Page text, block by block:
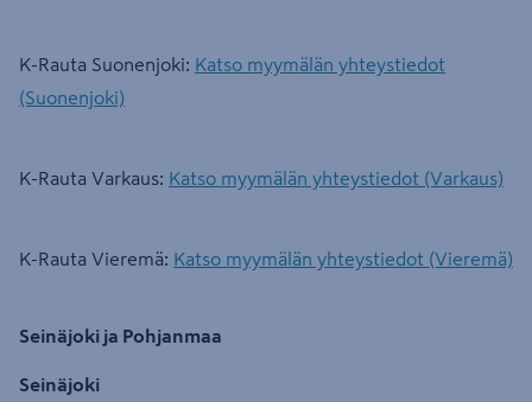
K-Rauta Suonenjoki: Katso myymälän yhteystiedot
(Suonenjoki)
K-Rauta Varkaus: Katso myymälän yhteystiedot (Varkaus)
K-Rauta Vieremä: Katso myymälän yhteystiedot (Vieremä)
Seinäjoki ja Pohjanmaa
Seinäjoki